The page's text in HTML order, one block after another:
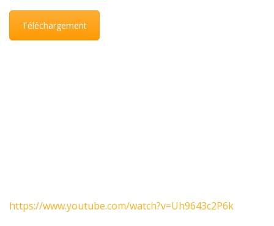
Téléchargement
https://www.youtube.com/watch?v=Uh9643c2P6k